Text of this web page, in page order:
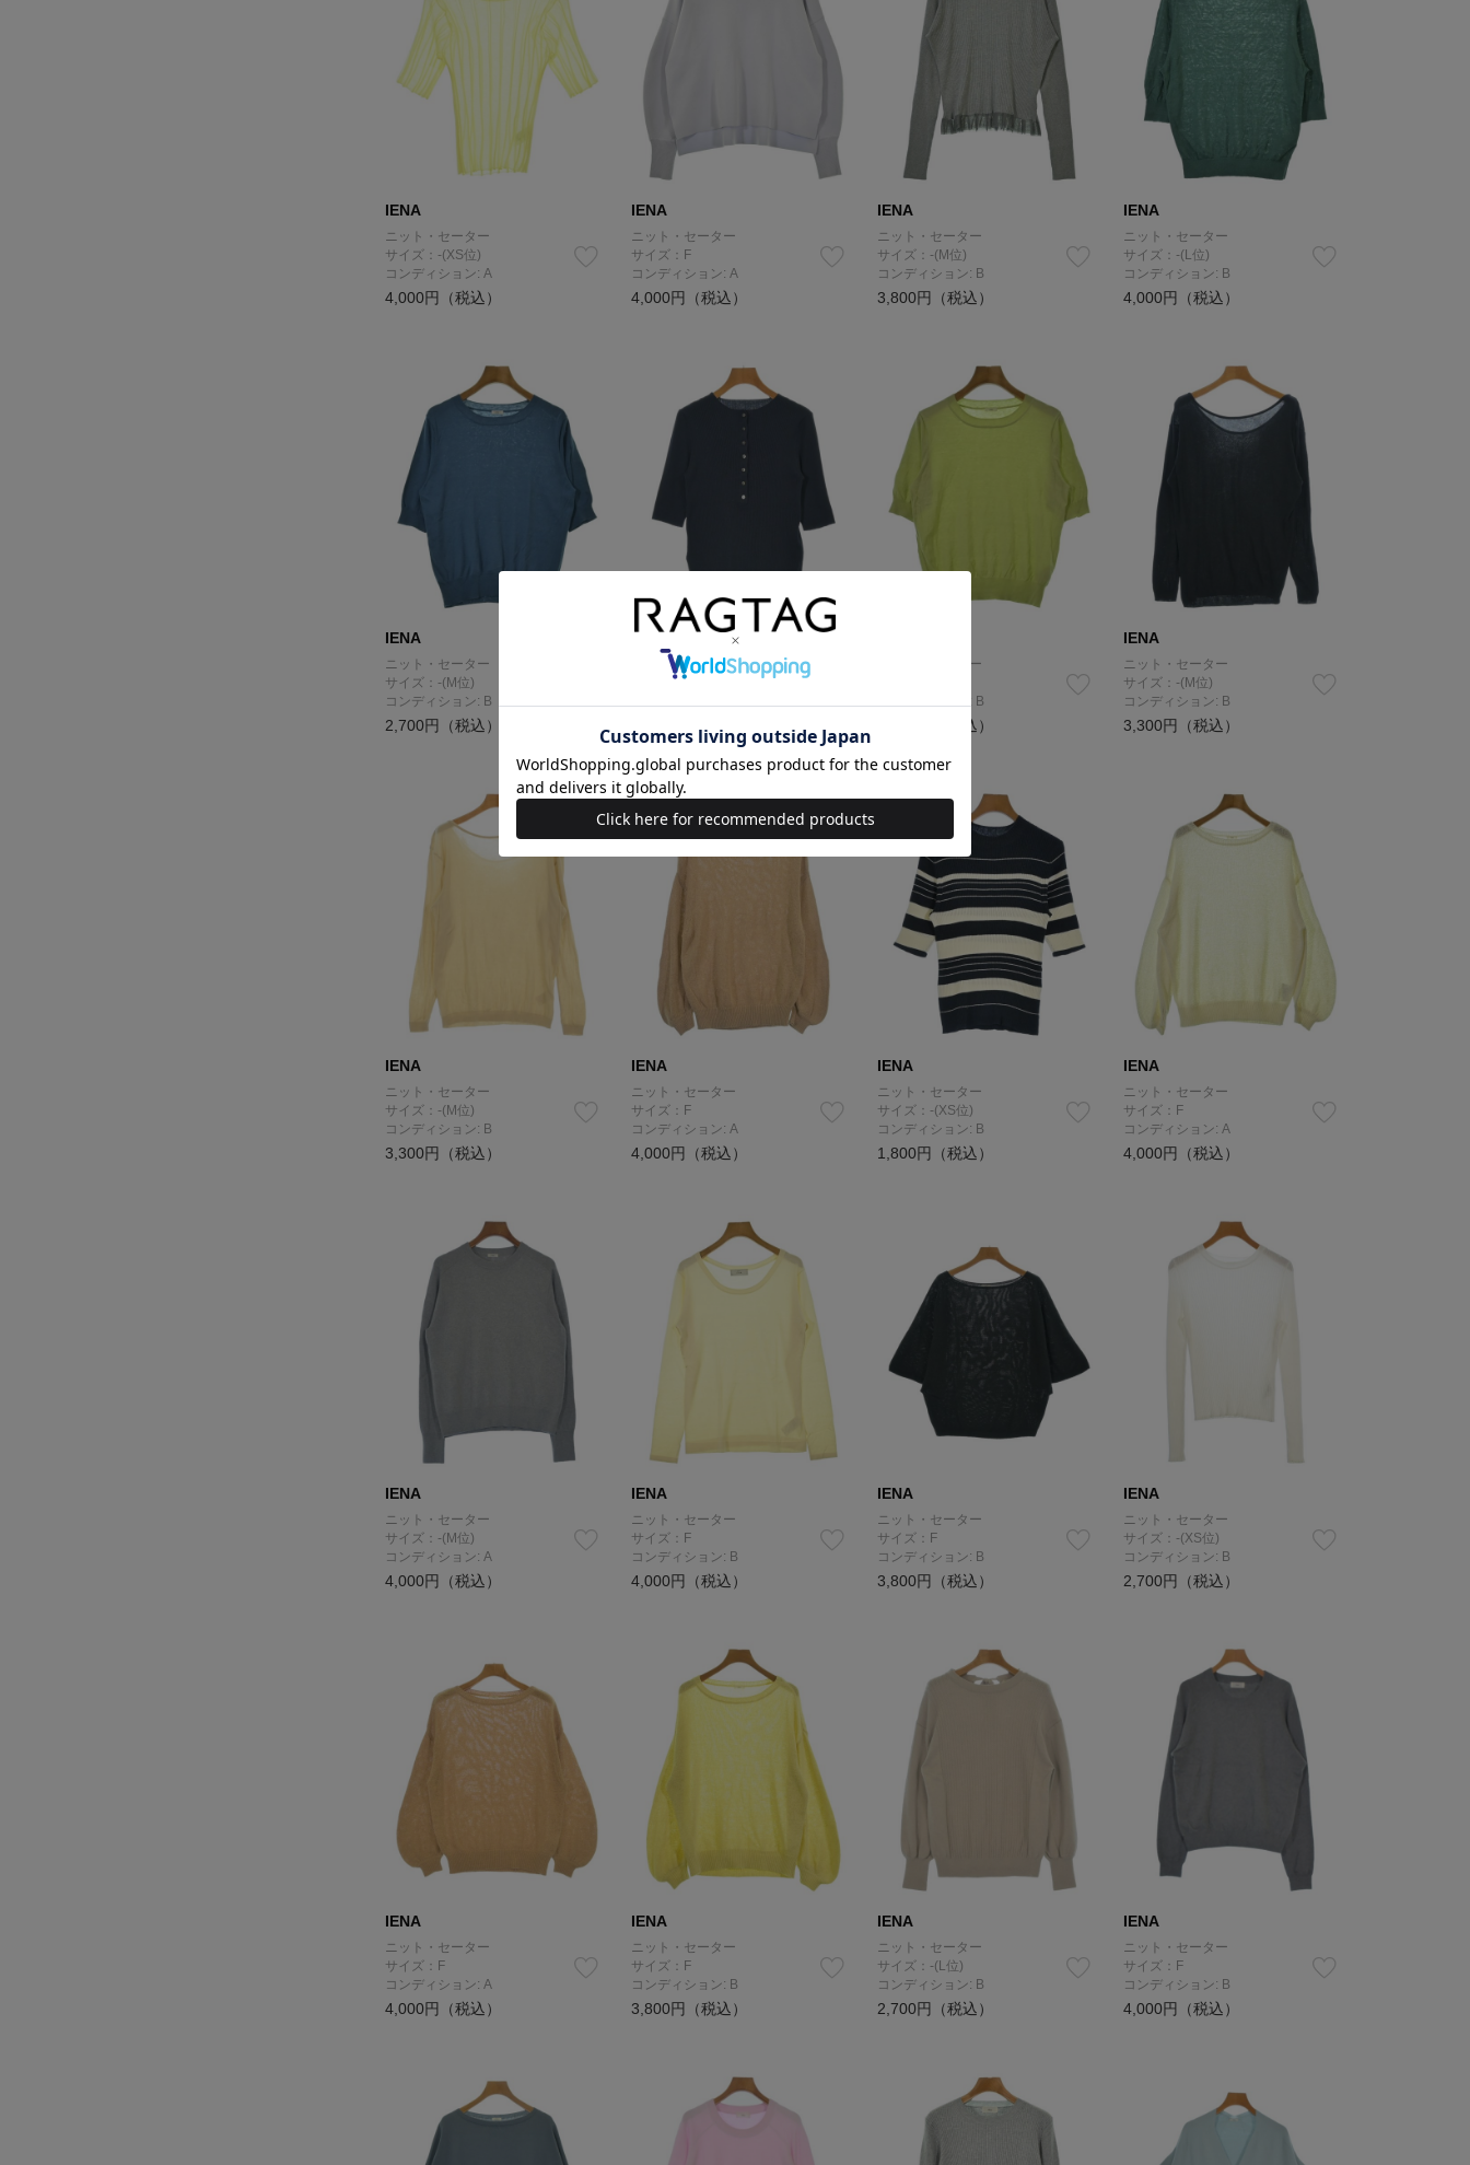
IENA
ニット・セーター
サイズ：-(XS位)
コンディション: A
4,000円（税込）
IENA
ニット・セーター
サイズ：F
コンディション: A
4,000円（税込）
IENA
ニット・セーター
サイズ：-(M位)
コンディション: B
3,800円（税込）
IENA
ニット・セーター
サイズ：-(L位)
コンディション: B
4,000円（税込）
IENA
ニット・セーター
サイズ：-(M位)
コンディション: B
2,700円（税込）
IENA
ニット・セーター
サイズ：F
ニット・セーター
コンディション: B
2,700円（税込）
IENA
ニット・セーター
サイズ：-(M位)
コンディション: B
3,300円（税込）
IENA
ニット・セーター
サイズ：-(M位)
コンディション: B
3,300円（税込）
IENA
ニット・セーター
サイズ：F
コンディション: A
4,000円（税込）
IENA
ニット・セーター
サイズ：-(XS位)
コンディション: B
1,800円（税込）
IENA
ニット・セーター
サイズ：F
コンディション: A
4,000円（税込）
IENA
ニット・セーター
サイズ：-(M位)
コンディション: A
4,000円（税込）
IENA
ニット・セーター
サイズ：F
コンディション: B
4,000円（税込）
IENA
ニット・セーター
サイズ：F
コンディション: B
3,800円（税込）
IENA
ニット・セーター
サイズ：-(XS位)
コンディション: B
2,700円（税込）
IENA
ニット・セーター
サイズ：F
コンディション: A
4,000円（税込）
IENA
ニット・セーター
サイズ：F
コンディション: B
3,800円（税込）
IENA
ニット・セーター
サイズ：-(L位)
コンディション: B
2,700円（税込）
IENA
ニット・セーター
サイズ：F
コンディション: B
4,000円（税込）